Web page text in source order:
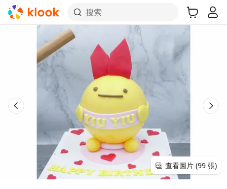
搜索
查看圖片 (99 張)